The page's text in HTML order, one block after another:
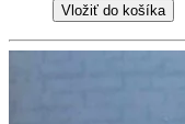
Vložiť do košíka